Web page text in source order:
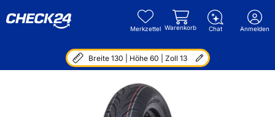
Merkzettel Warenkorb Chat Anmelden
Breite 130 | Höhe 60 | Zoll 13